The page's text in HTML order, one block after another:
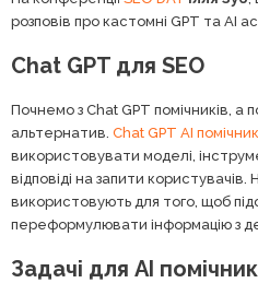
розповів про кастомні GPT та AI
Chat GPT для SEO
Почнемо з Chat GPT помічників, а
альтернатив. Chat GPT AI помічник
використовувати моделі,
відповіді на запити
використовують для того, щоб
переформулювати інформацію з
Задачі для AI